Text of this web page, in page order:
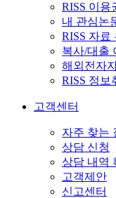
RISS 이용
내 관심논
RISS 자료
복사/대출
해외전자
RISS 정보
고객센터
자주 찾는
상담 신청
상담 내역
고객제안
신고센터